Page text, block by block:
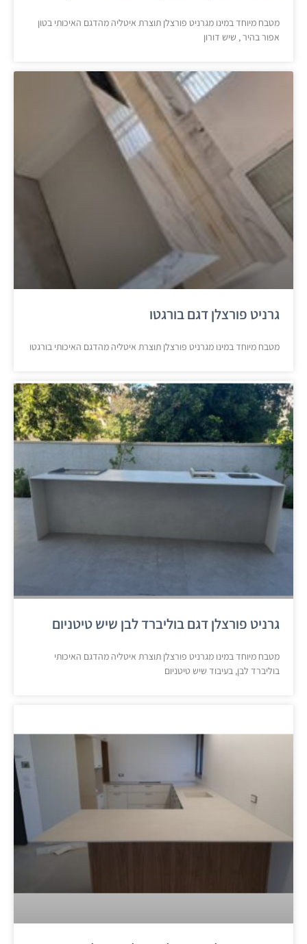
מטבח מיוחד במינו מגרניט פורצלן תוצרת איטליה מהדגם האיכותי בטון
אפור בהיר , שיש דורון
גרניט פורצלן דגם בורגטו
מטבח מיוחד במינו מגרניט פורצלן תוצרת איטליה מהדגם האיכותי בורגטו
גרניט פורצלן דגם בוליברד לבן שיש טיטניום
מטבח מיוחד במינו מגרניט פורצלן תוצרת איטליה מהדגם האיכותי
בוליברד לבן, בעיבוד שיש טיטניום